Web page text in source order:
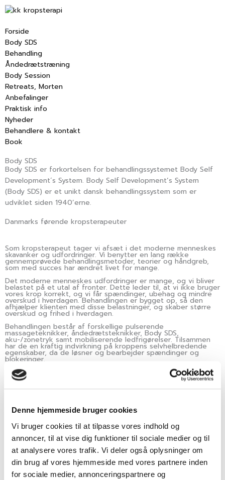
Denne hjemmeside bruger cookies
Vi bruger cookies til at tilpasse vores indhold og
annoncer, til at vise dig funktioner til sociale medier og til
at analysere vores trafik. Vi deler også oplysninger om
din brug af vores hjemmeside med vores partnere inden
for sociale medier, annonceringspartnere og
Gå
til
indholdet
Forside
Body SDS
Behandling
Åndedrætstræning
Body Session
Retreats, Morten
Anbefalinger
Praktisk info
Nyheder
Behandlere & kontakt
Book
Body SDS
Body SDS er forkortelsen for behandlingssystemet Body Self
Development´s System. Body Self Development’s System
(Body SDS) er et unikt dansk behandlingssystem som er
udviklet siden 1940’erne.
Danmarks førende kropsterapeuter
Som kropsterapeut tager vi afsæt i det moderne menneskes
skavanker og udfordringer. Vi benytter en lang række
gennemprøvede behandlingsmetoder, teorier og håndgreb,
som med succes har ændret livet for mange.
Det moderne menneskes udfordringer er mange, og vi bliver
belastet på et utal af fronter. Dette leder til, at vi ikke bruger
vores krop korrekt, og vi får spændinger, ubehag og mindre
overskud i hverdagen. Behandlingen er bygget op, så den
afhjælper klienten med disse belastninger, og skaber større
overskud og frihed i hverdagen.
Behandlingen består af forskellige pulserende
massageteknikker, åndedrætsteknikker, Body SDS,
aku-/zonetryk samt mobiliserende ledfrigørelser. Tilsammen
har de en kraftig indvirkning på kroppens selvhelbredende
egenskaber, da de løsner og bearbejder spændinger og
blokeringer.
Behandlingen henvender sig til alle aldersgrupper og kan
hjælpe på eksempelvis:
Angst
Astma
Betændelsestilstande
Eksem
Fordøjelsesproblemer
Forstuvninger